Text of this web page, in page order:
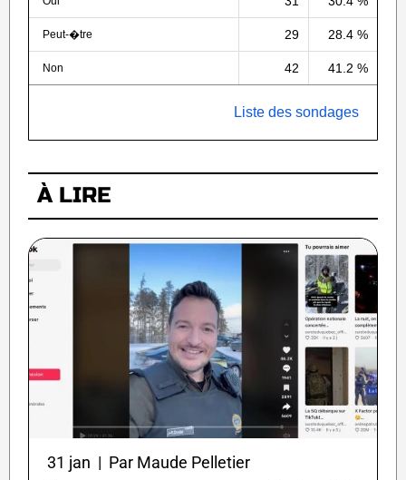
Peut-�tre 29 28.4 %
Non 42 41.2 %
Liste des sondages
À LIRE
31 jan | Par Maude Pelletier